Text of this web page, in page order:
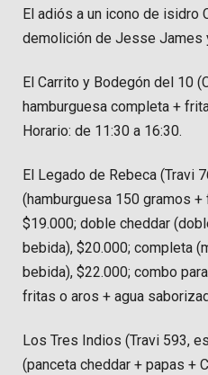
El adiós a un icono de isidro
demolición de Jesse James
El Carrito y Bodegón del 10
hamburguesa completa +
Horario: de 11:30 a 16:30.
El Legado de Rebeca (Travi
(hamburguesa 150 gramos
$19.000; doble cheddar
bebida), $20.000; completa
bebida), $22.000; combo
fritas o aros + agua
Los Tres Indios (Travi 593,
(panceta cheddar + papas +